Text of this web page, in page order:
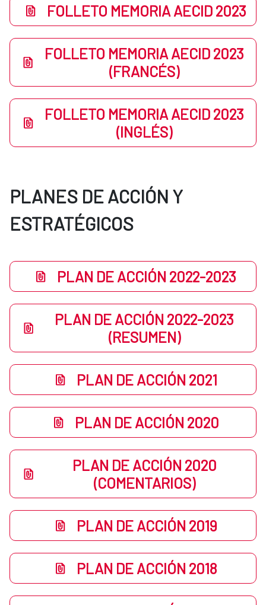
FOLLETO MEMORIA AECID 2023
FOLLETO MEMORIA AECID 2023
(FRANCÉS)
FOLLETO MEMORIA AECID 2023
(INGLÉS)
PLANES DE ACCIÓN Y
ESTRATÉGICOS
PLAN DE ACCIÓN 2022-2023
PLAN DE ACCIÓN 2022-2023
(RESUMEN)
PLAN DE ACCIÓN 2021
PLAN DE ACCIÓN 2020
PLAN DE ACCIÓN 2020
(COMENTARIOS)
PLAN DE ACCIÓN 2019
PLAN DE ACCIÓN 2018